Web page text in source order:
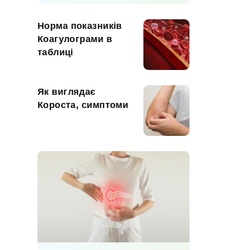
Норма показників
Коагулограми в
таблиці
Як виглядає
Короста, симптоми